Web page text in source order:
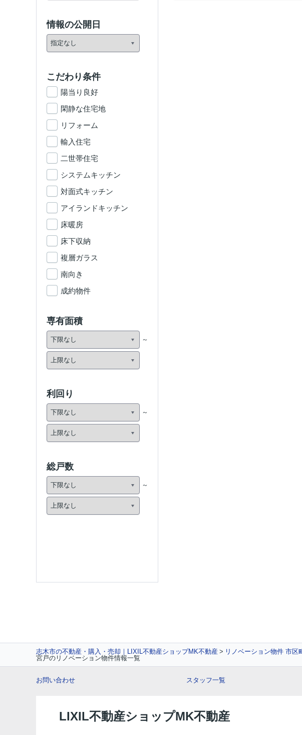
情報の公開日
こだわり条件
陽当り良好
閑静な住宅地
リフォーム
輸入住宅
二世帯住宅
システムキッチン
対面式キッチン
アイランドキッチン
床暖房
床下収納
複層ガラス
南向き
成約物件
専有面積
利回り
総戸数
志木市の不動産・購入・売却｜LIXIL不動産ショップMK不動産 リノベーション物件 市区
宮戸のリノベーション物件情報一覧
お問い合わせ スタッフ一覧
LIXIL不動産ショップMK不動産